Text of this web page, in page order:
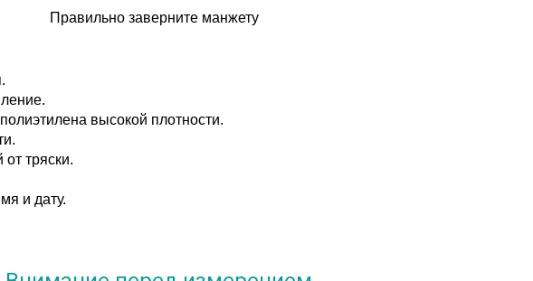
Правильно заверните манжету
высокой плотности.
тряски.
и дату.